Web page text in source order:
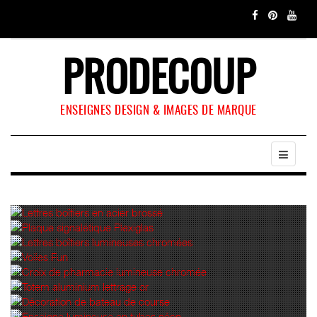
PRODECOUP
ENSEIGNES DESIGN & IMAGES DE MARQUE